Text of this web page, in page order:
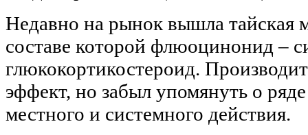
Недавно на рынок вышла тайская
составе которой флюоцинонид –
глюкокортикостероид.
эффект, но забыл упомянуть о
местного и системного действия.